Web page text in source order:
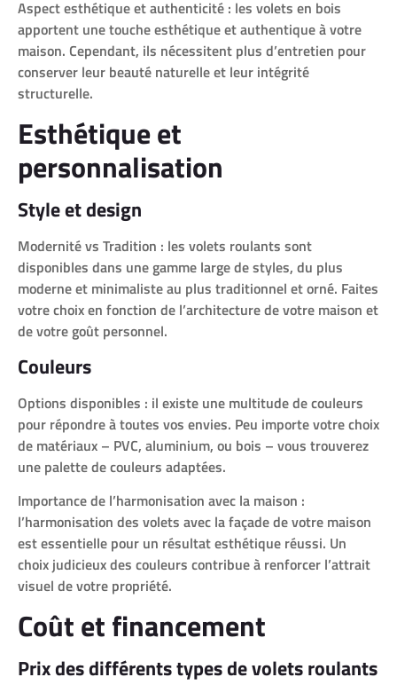
Aspect esthétique et authenticité : les volets en bois
apportent une touche esthétique et authentique à votre
maison. Cependant, ils nécessitent plus d’entretien pour
conserver leur beauté naturelle et leur intégrité
structurelle.
Esthétique et
personnalisation
Style et design
Modernité vs Tradition : les volets roulants sont
disponibles dans une gamme large de styles, du plus
moderne et minimaliste au plus traditionnel et orné. Faites
votre choix en fonction de l’architecture de votre maison et
de votre goût personnel.
Couleurs
Options disponibles : il existe une multitude de couleurs
pour répondre à toutes vos envies. Peu importe votre choix
de matériaux – PVC, aluminium, ou bois – vous trouverez
une palette de couleurs adaptées.
Importance de l’harmonisation avec la maison :
l’harmonisation des volets avec la façade de votre maison
est essentielle pour un résultat esthétique réussi. Un
choix judicieux des couleurs contribue à renforcer l’attrait
visuel de votre propriété.
Coût et financement
Prix des différents types de volets roulants